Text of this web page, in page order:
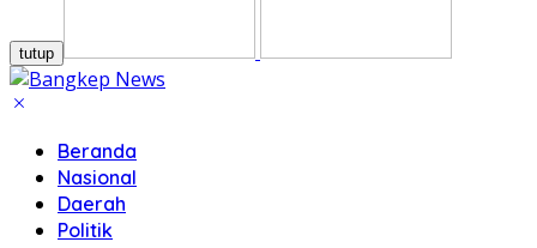
tutup
Beranda
Nasional
Daerah
Politik